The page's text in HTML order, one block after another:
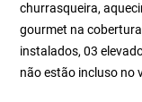
churrasqueira,
gourmet na
instalados, 03
não estão incluso no